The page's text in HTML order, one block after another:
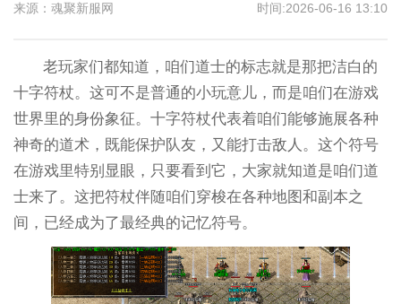
来源：魂聚新服网 时间:2026-06-16 13:10
老玩家们都知道，咱们道士的标志就是那把洁白的
十字符杖。这可不是普通的小玩意儿，而是咱们在游戏
世界里的身份象征。十字符杖代表着咱们能够施展各种
神奇的道术，既能保护队友，又能打击敌人。这个符号
在游戏里特别显眼，只要看到它，大家就知道是咱们道
士来了。这把符杖伴随咱们穿梭在各种地图和副本之
间，已经成为了最经典的记忆符号。